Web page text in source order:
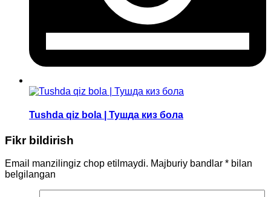
Tushda qiz bola | Тушда киз бола
Fikr bildirish
Email manzilingiz chop etilmaydi. Majburiy bandlar * bilan
belgilangan